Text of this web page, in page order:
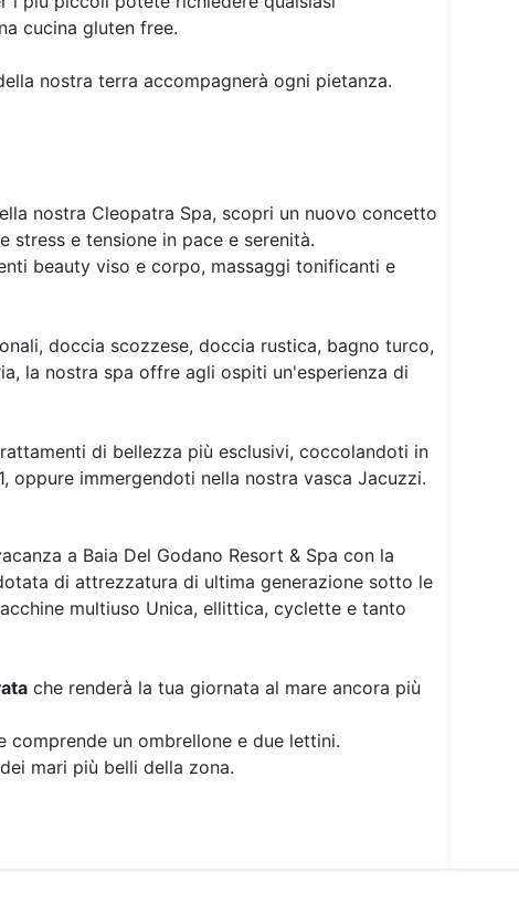
cucina gluten free.
nostra terra accompagnerà ogni pietanza.
nostra Cleopatra Spa, scopri un nuovo concetto
stress e tensione in pace e serenità.
beauty viso e corpo, massaggi tonificanti e
doccia scozzese, doccia rustica, bagno turco,
la nostra spa offre agli ospiti un'esperienza di
di bellezza più esclusivi, coccolandoti in
oppure immergendoti nella nostra vasca Jacuzzi.
a Baia Del Godano Resort & Spa con la
di attrezzatura di ultima generazione sotto le
multiuso Unica, ellittica, cyclette e tanto
che renderà la tua giornata al mare ancora più
comprende un ombrellone e due lettini.
mari più belli della zona.